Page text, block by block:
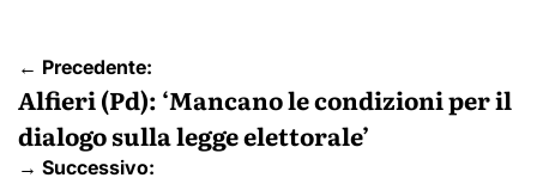
Navigazione
articoli
← Precedente:
Alfieri (Pd): ‘Mancano le condizioni per il
dialogo sulla legge elettorale’
→ Successivo: